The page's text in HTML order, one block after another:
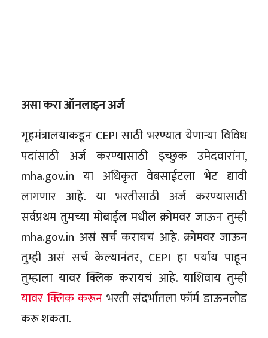
असा करा ऑनलाइन अर्ज
गृहमंत्रालयाकडून CEPI साठी भरण्यात येणाऱ्या विविध
पदांसाठी अर्ज करण्यासाठी इच्छुक उमेदवारांना,
mha.gov.in या अधिकृत वेबसाईटला भेट द्यावी
लागणार आहे. या भरतीसाठी अर्ज करण्यासाठी
सर्वप्रथम तुमच्या मोबाईल मधील क्रोमवर जाऊन तुम्ही
mha.gov.in असं सर्च करायचं आहे. क्रोमवर जाऊन
तुम्ही असं सर्च केल्यानंतर, CEPI हा पर्याय पाहून
तुम्हाला यावर क्लिक करायचं आहे. याशिवाय तुम्ही
यावर क्लिक करून भरती संदर्भातला फॉर्म डाऊनलोड
करू शकता.